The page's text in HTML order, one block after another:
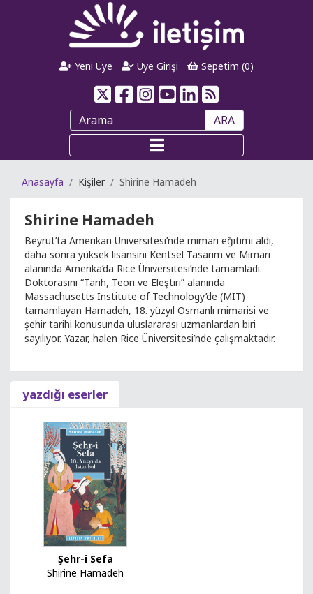
Yeni Üye Üye Girişi Sepetim (0)
ARA
Anasayfa Kişiler Shirine Hamadeh
Shirine Hamadeh
Beyrut’ta Amerikan Üniversitesi’nde mimari eğitimi aldı,
daha sonra yüksek lisansını Kentsel Tasarım ve Mimari
alanında Amerika’da Rice Üniversitesi’nde tamamladı.
Doktorasını “Tarih, Teori ve Eleştiri” alanında
Massachusetts Institute of Technology’de (MIT)
tamamlayan Hamadeh, 18. yüzyıl Osmanlı mimarisi ve
şehir tarihi konusunda uluslararası uzmanlardan biri
sayılıyor. Yazar, halen Rice Üniversitesi’nde çalışmaktadır.
yazdığı eserler
Şehr-i Sefa
Shirine Hamadeh